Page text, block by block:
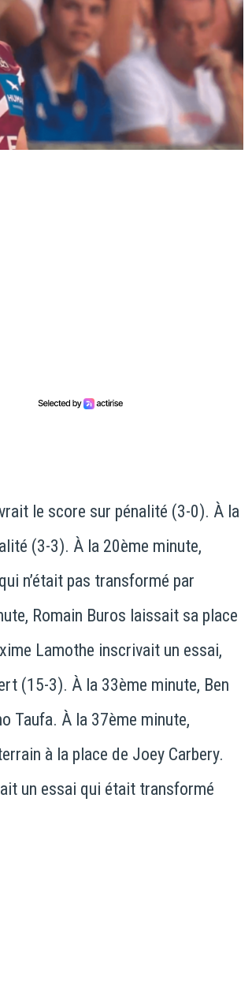
le score sur pénalité (3-0). À la
(3-3). À la 20ème minute,
n’était pas transformé par
Romain Buros laissait sa place
Lamothe inscrivait un essai,
(15-3). À la 33ème minute, Ben
Taufa. À la 37ème minute,
à la place de Joey Carbery.
un essai qui était transformé